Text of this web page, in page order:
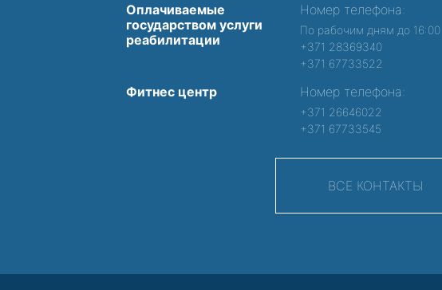
Оплачиваемые
государством услуги
реабилитации
Номер телефона:
По рабочим дням до 16:00
+371 28369340
+371 67733522
Фитнес центр Номер телефона:
+371 26646022
+371 67733545
ВСЕ КОНТАКТЫ